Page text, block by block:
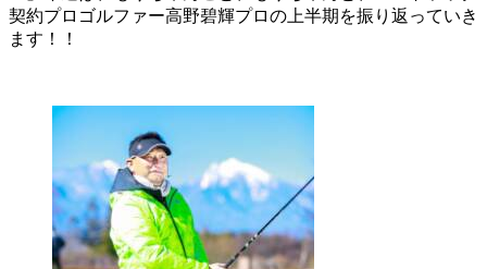
契約プロゴルファー高野碧輝プロの上半期を振り返っていき
ます！！